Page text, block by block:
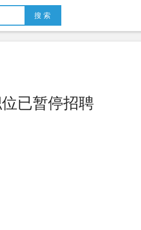
搜 索
已暂停招聘